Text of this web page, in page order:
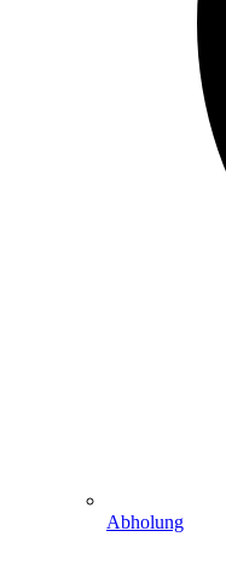
Abholung